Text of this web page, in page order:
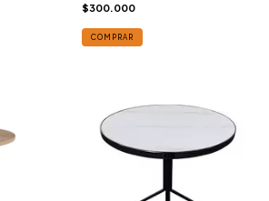
$300.000
COMPRAR